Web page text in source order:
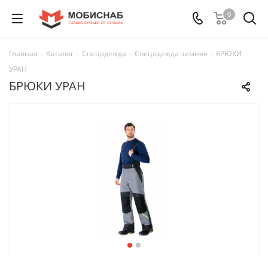
0
Главная - Каталог - Спецодежда - Спецодежда зимняя - БРЮКИ
УРАН
БРЮКИ УРАН